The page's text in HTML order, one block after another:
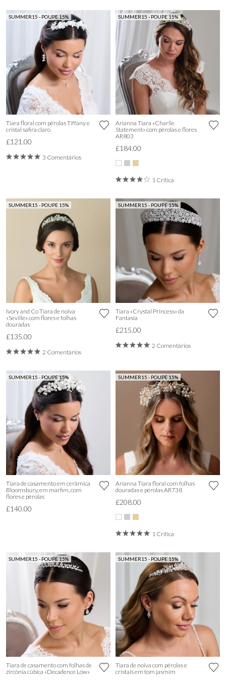
SUMMER15 - POUPE 15%
Tiara floral com pérolas Tiffany e
cristal safira claro
£121.00
3 Comentários
SUMMER15 - POUPE 15%
Arianna Tiara «Charlie
Statement» com pérolas e flores
AR803
£184.00
1 Crítica
SUMMER15 - POUPE 15%
Ivory and Co Tiara de noiva
«Seville» com flores e folhas
douradas
£135.00
2 Comentários
SUMMER15 - POUPE 15%
Tiara «Crystal Princess» da
Fantasia
£215.00
2 Comentários
SUMMER15 - POUPE 15%
Tiara de casamento em cerâmica
Bloomsbury, em marfim, com
flores e pérolas
£140.00
SUMMER15 - POUPE 15%
Arianna Tiara floral com folhas
douradas e pérolas AR738
£208.00
1 Crítica
SUMMER15 - POUPE 15%
Tiara de casamento com folhas de
zircónia cúbica «Decadence Low»
SUMMER15 - POUPE 15%
Tiara de noiva com pérolas e
cristais em tom jasmim